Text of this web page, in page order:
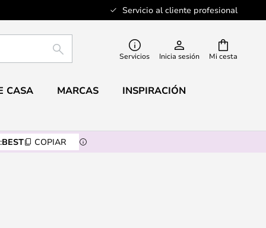
Servicio al cliente profesional
Mi cesta
BUSCAR Servicios Inicia sesión
CASA MARCAS INSPIRACIÓN
BEST COPIAR